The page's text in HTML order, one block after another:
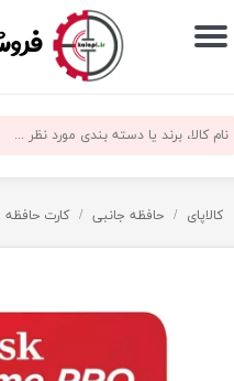
حساب کاربری من
سفارشات
کالاپای حافظه جانبی کارت حافظه